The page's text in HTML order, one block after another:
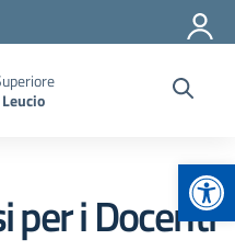
per i Docenti